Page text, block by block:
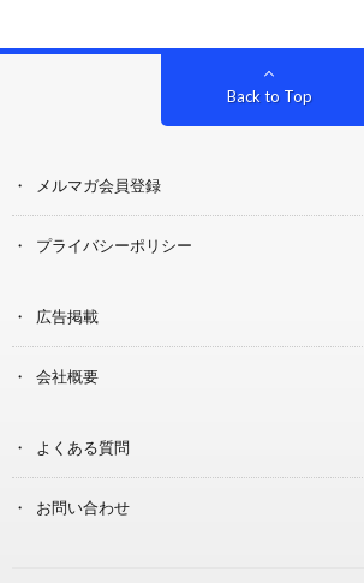
Back to Top
メルマガ会員登録
プライバシーポリシー
広告掲載
会社概要
よくある質問
お問い合わせ